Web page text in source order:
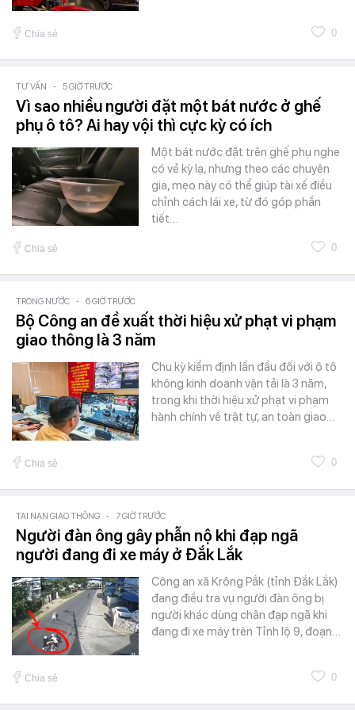
Chia sẻ 0
TƯ VẤN - 5 GIỜ TRƯỚC
Vì sao nhiều người đặt một bát nước ở ghế
phụ ô tô? Ai hay vội thì cực kỳ có ích
Một bát nước đặt trên ghế phụ nghe
có vẻ kỳ lạ, nhưng theo các chuyên
gia, mẹo này có thể giúp tài xế điều
chỉnh cách lái xe, từ đó góp phần
tiết…
Chia sẻ 0
TRONG NƯỚC - 6 GIỜ TRƯỚC
Bộ Công an đề xuất thời hiệu xử phạt vi phạm
giao thông là 3 năm
Chu kỳ kiểm định lần đầu đối với ô tô
không kinh doanh vận tải là 3 năm,
trong khi thời hiệu xử phạt vi phạm
hành chính về trật tự, an toàn giao…
Chia sẻ 0
TAI NẠN GIAO THÔNG - 7 GIỜ TRƯỚC
Người đàn ông gây phẫn nộ khi đạp ngã
người đang đi xe máy ở Đắk Lắk
Công an xã Krông Pắk (tỉnh Đắk Lắk)
đang điều tra vụ người đàn ông bị
người khác dùng chân đạp ngã khi
đang đi xe máy trên Tỉnh lộ 9, đoạn…
Chia sẻ 0